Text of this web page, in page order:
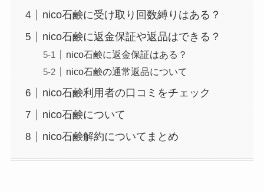
nico石鹸に受け取り回数縛りはある？
nico石鹸に返金保証や返品はできる？
nico石鹸に返金保証はある？
nico石鹸の通常返品について
nico石鹸利用者の口コミをチェック
nico石鹸について
nico石鹸解約についてまとめ